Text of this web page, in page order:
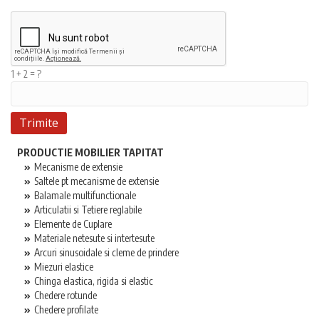
PRODUCTIE MOBILIER TAPITAT
Mecanisme de extensie
Saltele pt mecanisme de extensie
Balamale multifunctionale
Articulatii si Tetiere reglabile
Elemente de Cuplare
Materiale netesute si intertesute
Arcuri sinusoidale si cleme de prindere
Miezuri elastice
Chinga elastica, rigida si elastic
Chedere rotunde
Chedere profilate
1 + 2 = ?